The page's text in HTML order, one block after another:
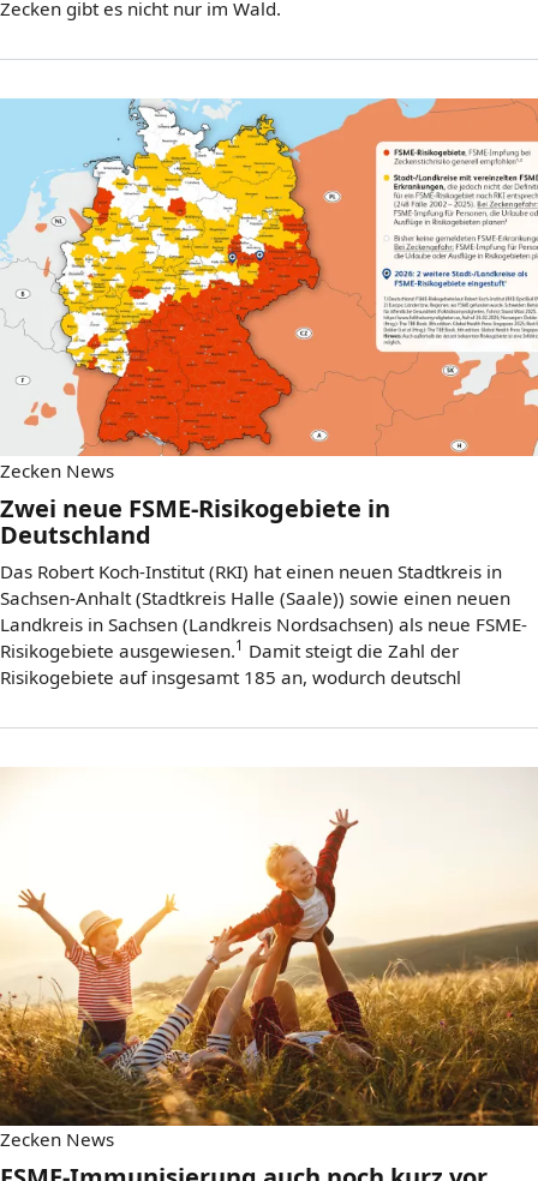
Zecken gibt es nicht nur im Wald.
Zecken News
Zwei neue FSME-Risikogebiete in
Deutschland
Das Robert Koch-Institut (RKI) hat einen neuen Stadtkreis in
Sachsen-Anhalt (Stadtkreis Halle (Saale)) sowie einen neuen
Landkreis in Sachsen (Landkreis Nordsachsen) als neue FSME-
Risikogebiete ausgewiesen.1 Damit steigt die Zahl der
Risikogebiete auf insgesamt 185 an, wodurch deutschl
Zecken News